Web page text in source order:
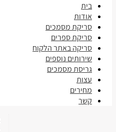
בית
אודות
סריקת מסמכים
סריקת ספרים
סריקה באתר הלקוח
שירותים נוספים
גריסת מסמכים
עצות
מחירים
קשר